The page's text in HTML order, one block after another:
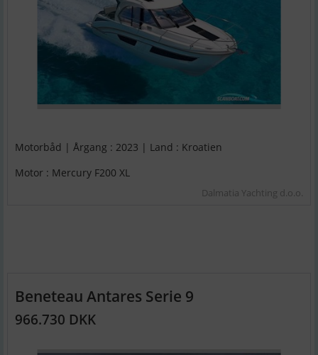
Motorbåd | Årgang : 2023 | Land : Kroatien
Motor : Mercury F200 XL
Dalmatia Yachting d.o.o.
Beneteau Antares Serie 9
966.730 DKK